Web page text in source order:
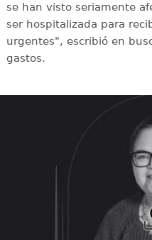
se han visto seriamente
ser hospitalizada para
urgentes", escribió en
gastos.